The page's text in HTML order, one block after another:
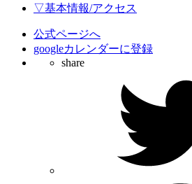
▽基本情報/アクセス
公式ページへ
googleカレンダーに登録
share